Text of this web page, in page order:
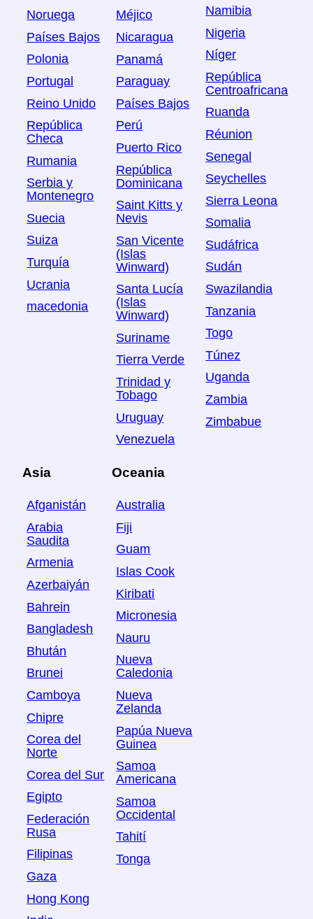
Noruega
Países Bajos
Polonia
Portugal
Reino Unido
República
Checa
Rumania
Serbia y
Montenegro
Suecia
Suiza
Turquía
Ucrania
macedonia
Méjico
Nicaragua
Panamá
Paraguay
Países Bajos
Perú
Puerto Rico
República
Dominicana
Saint Kitts y
Nevis
San Vicente
(Islas
Winward)
Santa Lucía
(Islas
Winward)
Suriname
Tierra Verde
Trinidad y
Tobago
Uruguay
Venezuela
Namibia
Nigeria
Níger
República
Centroafricana
Ruanda
Réunion
Senegal
Seychelles
Sierra Leona
Somalia
Sudáfrica
Sudán
Swazilandia
Tanzania
Togo
Túnez
Uganda
Zambia
Zimbabue
Asia
Afganistán
Arabia
Saudita
Armenia
Azerbaiyán
Bahrein
Bangladesh
Bhután
Brunei
Camboya
Chipre
Corea del
Norte
Corea del Sur
Egipto
Federación
Rusa
Filipinas
Gaza
Hong Kong
Oceania
Australia
Fiji
Guam
Islas Cook
Kiribati
Micronesia
Nauru
Nueva
Caledonia
Nueva
Zelanda
Papúa Nueva
Guinea
Samoa
Americana
Samoa
Occidental
Tahití
Tonga